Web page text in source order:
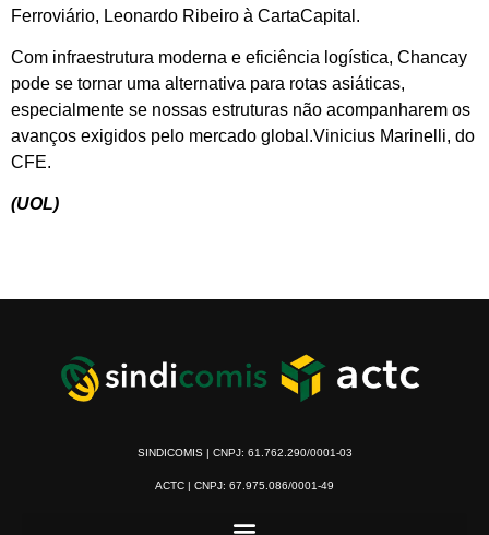
Ferroviário, Leonardo Ribeiro à CartaCapital.
Com infraestrutura moderna e eficiência logística, Chancay
pode se tornar uma alternativa para rotas asiáticas,
especialmente se nossas estruturas não acompanharem os
avanços exigidos pelo mercado global.Vinicius Marinelli, do
CFE.
(UOL)
SINDICOMIS | CNPJ: 61.762.290/0001-03
ACTC | CNPJ: 67.975.086/0001-49